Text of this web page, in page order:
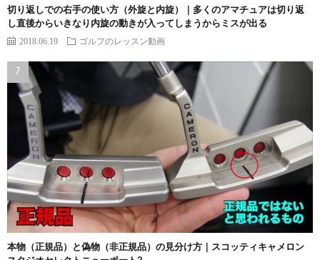
切り返しでの右手の使い方（外旋と内旋）｜多くのアマチュアは切り返
し直後からいきなり内旋の動きが入ってしまうからミスが出る
2018.06.19 ゴルフのレッスン動画
本物（正規品）と偽物（非正規品）の見分け方｜スコッティキャメロン